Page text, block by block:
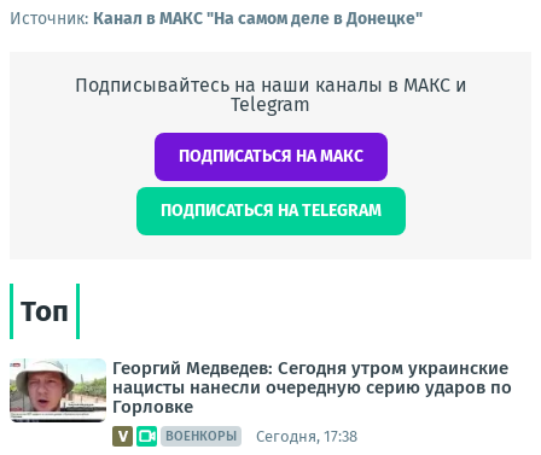
Источник: Канал в МАКС "На самом деле в Донецке"
Подписывайтесь на наши каналы в МАКС и
Telegram
ПОДПИСАТЬСЯ НА МАКС
ПОДПИСАТЬСЯ НА TELEGRAM
Топ
Георгий Медведев: Сегодня утром украинские
нацисты нанесли очередную серию ударов по
Горловке
ВОЕНКОРЫ Сегодня, 17:38